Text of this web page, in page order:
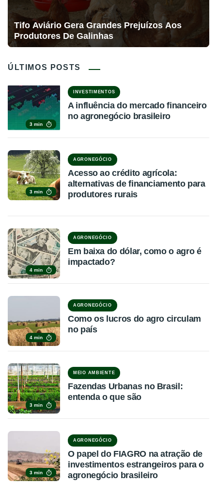
Tifo Aviário Gera Grandes Prejuízos Aos
Produtores De Galinhas
ÚLTIMOS POSTS
3 min
INVESTIMENTOS
A influência do mercado financeiro
no agronegócio brasileiro
3 min
AGRONEGÓCIO
Acesso ao crédito agrícola:
alternativas de financiamento para
produtores rurais
4 min
AGRONEGÓCIO
Em baixa do dólar, como o agro é
impactado?
4 min
AGRONEGÓCIO
Como os lucros do agro circulam
no país
3 min
MEIO AMBIENTE
Fazendas Urbanas no Brasil:
entenda o que são
3 min
AGRONEGÓCIO
O papel do FIAGRO na atração de
investimentos estrangeiros para o
agronegócio brasileiro